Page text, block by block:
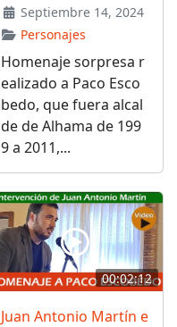
Septiembre 14, 2024
Personajes
Homenaje sorpresa r
ealizado a Paco Esco
bedo, que fuera alcal
de de Alhama de 199
9 a 2011,...
00:02:12
Juan Antonio Martín e